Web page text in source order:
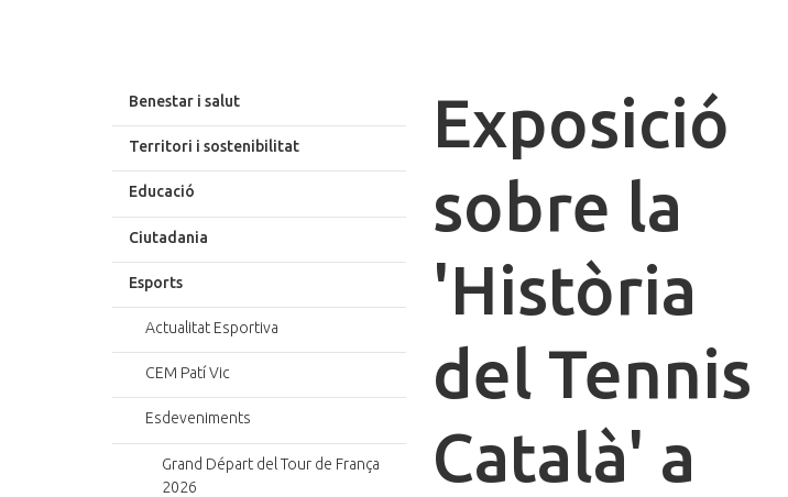
Exposició
sobre la
'Història
del Tennis
Català' a
Benestar i salut
Territori i sostenibilitat
Educació
Ciutadania
Esports
Actualitat Esportiva
CEM Patí Vic
Esdeveniments
Grand Départ del Tour de França
2026